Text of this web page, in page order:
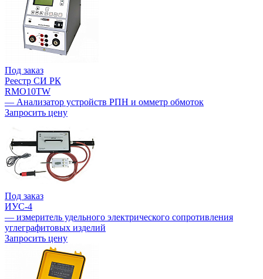
Под заказ
Реестр СИ РК
RMO10TW
— Анализатор устройств РПН и омметр обмоток
Запросить цену
Под заказ
ИУС-4
— измеритель удельного электрического сопротивления
углеграфитовых изделий
Запросить цену